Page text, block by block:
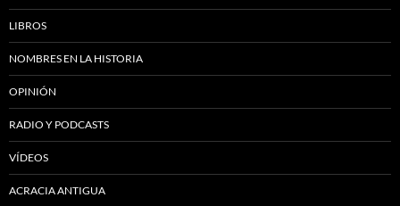
LIBROS
NOMBRES EN LA HISTORIA
OPINIÓN
RADIO Y PODCASTS
VÍDEOS
ACRACIA ANTIGUA